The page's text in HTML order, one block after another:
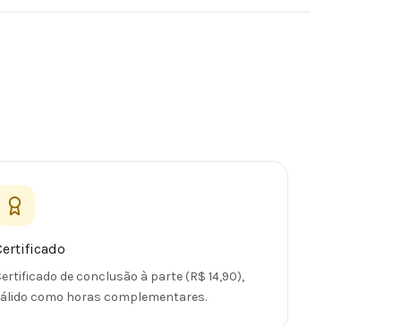
de conclusão à parte (R$ 14,90),
como horas complementares.